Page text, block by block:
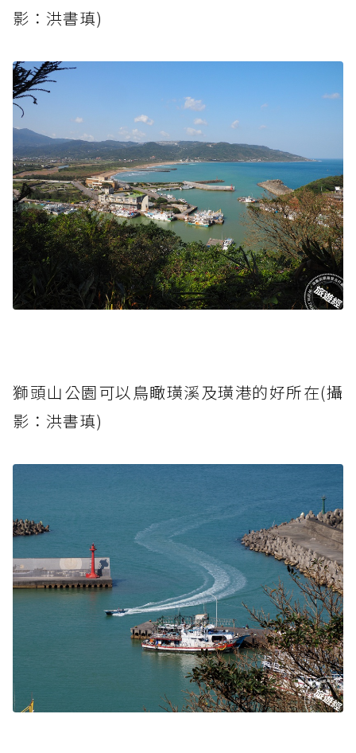
影：洪書瑱)
獅頭山公園可以鳥瞰璜溪及璜港的好所在(攝
影：洪書瑱)